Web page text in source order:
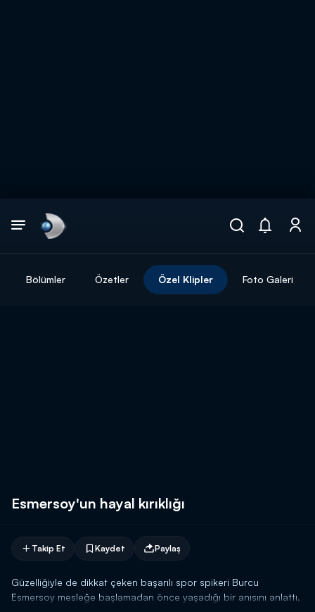
Bölümler Özetler Özel Klipler Foto Galeri
Esmersoy'un hayal kırıklığı
Takip Et Kaydet Paylaş
Güzelliğiyle de dikkat çeken başarılı spor spikeri Burcu
Esmersoy mesleğe başlamadan önce yaşadığı bir anısını anlattı.